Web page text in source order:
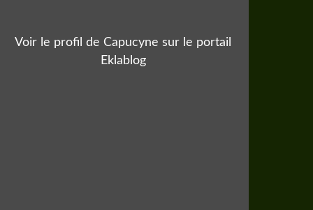
Voir le profil de Capucyne sur le portail
Eklablog